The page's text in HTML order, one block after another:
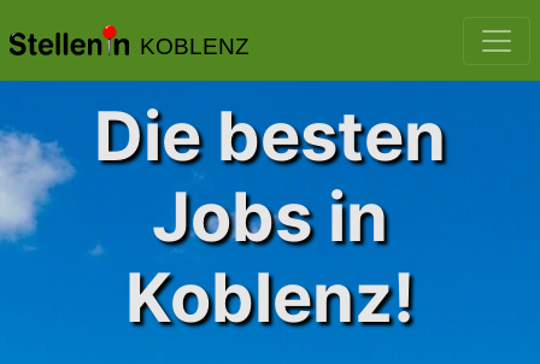
KOBLENZ
Die besten
Jobs in
Koblenz!